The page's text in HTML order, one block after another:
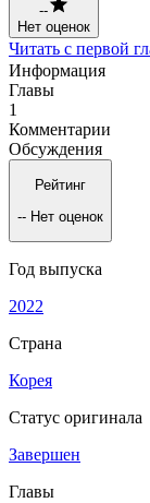
--
Нет оценок
Читать с первой
Информация
Главы
1
Комментарии
Обсуждения
Рейтинг
-- Нет оценок
Год выпуска
2022
Страна
Корея
Статус оригинала
Завершен
Главы